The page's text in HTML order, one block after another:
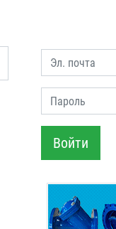
Эл. почта
Пароль
Войти